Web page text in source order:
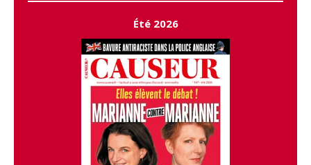
Été 2026